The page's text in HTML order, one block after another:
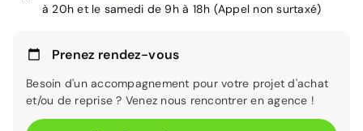
à 20h et le samedi de 9h à 18h (Appel non surtaxé)
Prenez rendez-vous
Besoin d'un accompagnement pour votre projet d'achat
et/ou de reprise ? Venez nous rencontrer en agence !